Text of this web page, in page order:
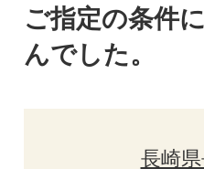
ご指定の条件
んでした。
長崎